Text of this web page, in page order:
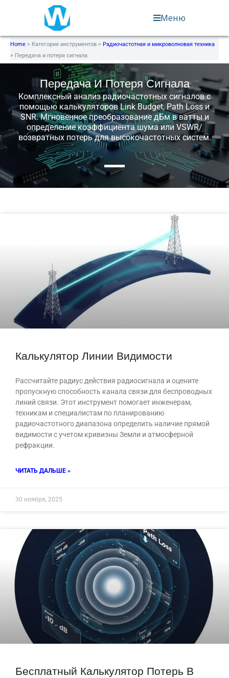
содержимому
Меню
Home > Категория инструментов > Радиочастотная и микроволновая техника
> Передача и потеря сигнала
Передача И Потеря Сигнала
Комплексный анализ радиочастотных сигналов с
помощью калькуляторов Link Budget, Path Loss и
SNR. Мгновенное преобразование дБм в ватты и
определение коэффициента шума или VSWR/
возвратных потерь для высокочастотных систем.
Калькулятор Линии Видимости
Рассчитайте радиус действия радиосигнала и оцените
пропускную способность канала связи для беспроводных
линий связи. Этот инструмент помогает инженерам,
техникам и специалистам по планированию
радиочастотного диапазона определить наличие прямой
видимости с учетом кривизны Земли и атмосферной
рефракции.
ЧИТАТЬ ДАЛЬШЕ »
30 ноября, 2025
Бесплатный Калькулятор Потерь В